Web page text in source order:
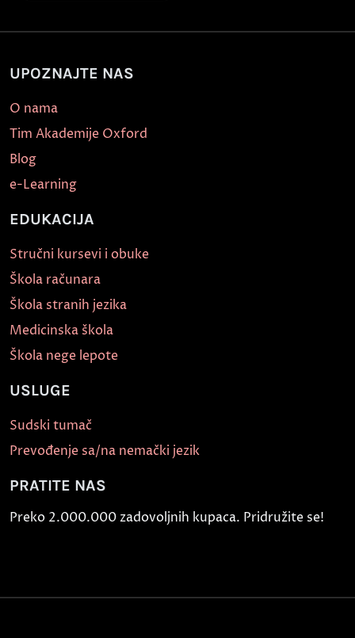
UPOZNAJTE NAS
O nama
Tim Akademije Oxford
Blog
e-Learning
EDUKACIJA
Stručni kursevi i obuke
Škola računara
Škola stranih jezika
Medicinska škola
Škola nege lepote
USLUGE
Sudski tumač
Prevođenje sa/na nemački jezik
PRATITE NAS
Preko 2.000.000 zadovoljnih kupaca. Pridružite se!